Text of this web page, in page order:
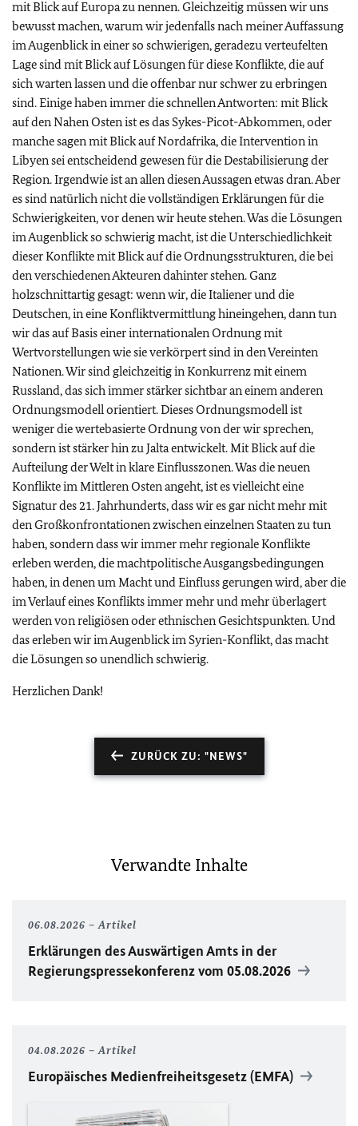
mit Blick auf Europa zu nennen. Gleichzeitig müssen wir uns
bewusst machen, warum wir jedenfalls nach meiner Auffassung
im Augenblick in einer so schwierigen, geradezu verteufelten
Lage sind mit Blick auf Lösungen für diese Konflikte, die auf
sich warten lassen und die offenbar nur schwer zu erbringen
sind. Einige haben immer die schnellen Antworten: mit Blick
auf den Nahen Osten ist es das Sykes-Picot-Abkommen, oder
manche sagen mit Blick auf Nordafrika, die Intervention in
Libyen sei entscheidend gewesen für die Destabilisierung der
Region. Irgendwie ist an allen diesen Aussagen etwas dran. Aber
es sind natürlich nicht die vollständigen Erklärungen für die
Schwierigkeiten, vor denen wir heute stehen. Was die Lösungen
im Augenblick so schwierig macht, ist die Unterschiedlichkeit
dieser Konflikte mit Blick auf die Ordnungsstrukturen, die bei
den verschiedenen Akteuren dahinter stehen. Ganz
holzschnittartig gesagt: wenn wir, die Italiener und die
Deutschen, in eine Konfliktvermittlung hineingehen, dann tun
wir das auf Basis einer internationalen Ordnung mit
Wertvorstellungen wie sie verkörpert sind in den Vereinten
Nationen. Wir sind gleichzeitig in Konkurrenz mit einem
Russland, das sich immer stärker sichtbar an einem anderen
Ordnungsmodell orientiert. Dieses Ordnungsmodell ist
weniger die wertebasierte Ordnung von der wir sprechen,
sondern ist stärker hin zu Jalta entwickelt. Mit Blick auf die
Aufteilung der Welt in klare Einflusszonen. Was die neuen
Konflikte im Mittleren Osten angeht, ist es vielleicht eine
Signatur des 21. Jahrhunderts, dass wir es gar nicht mehr mit
den Großkonfrontationen zwischen einzelnen Staaten zu tun
haben, sondern dass wir immer mehr regionale Konflikte
erleben werden, die machtpolitische Ausgangsbedingungen
haben, in denen um Macht und Einfluss gerungen wird, aber die
im Verlauf eines Konflikts immer mehr und mehr überlagert
werden von religiösen oder ethnischen Gesichtspunkten. Und
das erleben wir im Augenblick im Syrien-Konflikt, das macht
die Lösungen so unendlich schwierig.
Herzlichen Dank!
ZURÜCK ZU: "NEWS"
Verwandte Inhalte
06.08.2026 Artikel
Erklärungen des Auswärtigen Amts in der
Regierungspressekonferenz vom 05.08.2026
04.08.2026 Artikel
Europäisches Medienfreiheitsgesetz (EMFA)